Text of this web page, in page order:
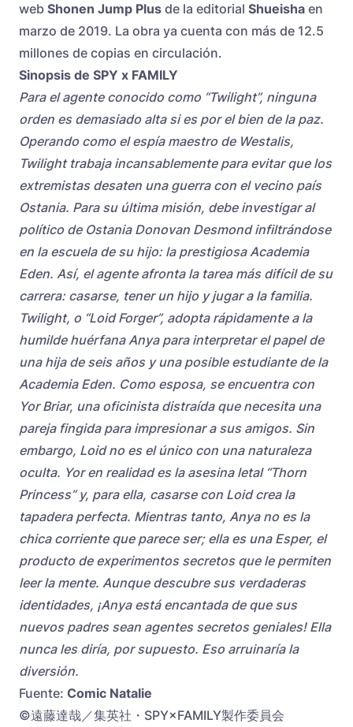
web Shonen Jump Plus de la editorial Shueisha en
marzo de 2019. La obra ya cuenta con más de 12.5
millones de copias en circulación.
Sinopsis de SPY x FAMILY
Para el agente conocido como “Twilight”, ninguna
orden es demasiado alta si es por el bien de la paz.
Operando como el espía maestro de Westalis,
Twilight trabaja incansablemente para evitar que los
extremistas desaten una guerra con el vecino país
Ostania. Para su última misión, debe investigar al
político de Ostania Donovan Desmond infiltrándose
en la escuela de su hijo: la prestigiosa Academia
Eden. Así, el agente afronta la tarea más difícil de su
carrera: casarse, tener un hijo y jugar a la familia.
Twilight, o “Loid Forger”, adopta rápidamente a la
humilde huérfana Anya para interpretar el papel de
una hija de seis años y una posible estudiante de la
Academia Eden. Como esposa, se encuentra con
Yor Briar, una oficinista distraída que necesita una
pareja fingida para impresionar a sus amigos. Sin
embargo, Loid no es el único con una naturaleza
oculta. Yor en realidad es la asesina letal “Thorn
Princess” y, para ella, casarse con Loid crea la
tapadera perfecta. Mientras tanto, Anya no es la
chica corriente que parece ser; ella es una Esper, el
producto de experimentos secretos que le permiten
leer la mente. Aunque descubre sus verdaderas
identidades, ¡Anya está encantada de que sus
nuevos padres sean agentes secretos geniales! Ella
nunca les diría, por supuesto. Eso arruinaría la
diversión.
Fuente: Comic Natalie
©遠藤達哉／集英社・SPY×FAMILY製作委員会